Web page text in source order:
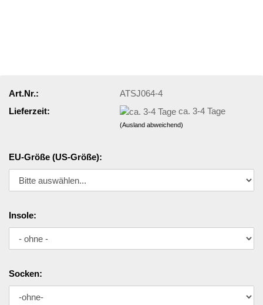
Art.Nr.:
ATSJ064-4
Lieferzeit:
ca. 3-4 Tage
(Ausland abweichend)
EU-Größe (US-Größe):
Insole:
Socken: